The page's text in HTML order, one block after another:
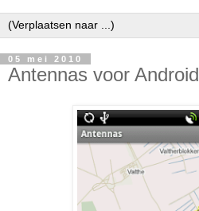
05 mei 2010
Antennas voor Android